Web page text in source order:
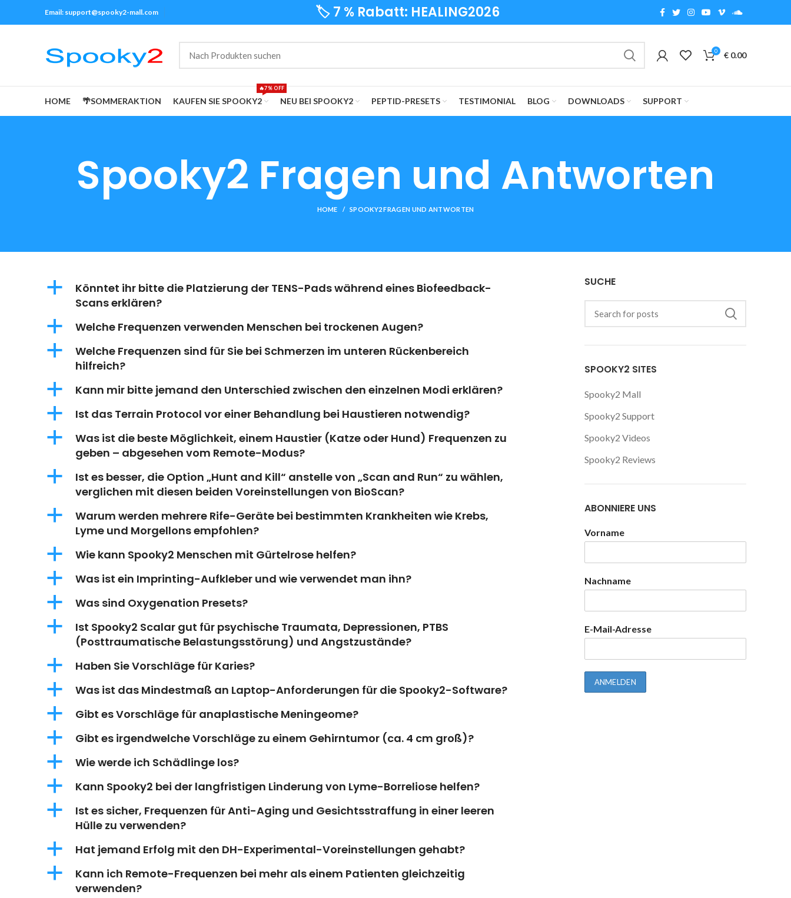
Email: support@spooky2-mall.com 🏷️ 7 % Rabatt: HEALING2026
0 € 0.00
HOME 🌴SOMMERAKTION KAUFEN SIE SPOOKY2
🔥7% OFF
NEU BEI SPOOKY2 PEPTID-PRESETS TESTIMONIAL BLOG DOWNLOADS SUPPORT
Spooky2 Fragen und Antworten
HOME SPOOKY2 FRAGEN UND ANTWORTEN
a
Könntet ihr bitte die Platzierung der TENS-Pads während eines Biofeedback-
Scans erklären?
a Welche Frequenzen verwenden Menschen bei trockenen Augen?
a
Welche Frequenzen sind für Sie bei Schmerzen im unteren Rückenbereich
hilfreich?
a Kann mir bitte jemand den Unterschied zwischen den einzelnen Modi erklären?
a Ist das Terrain Protocol vor einer Behandlung bei Haustieren notwendig?
a
Was ist die beste Möglichkeit, einem Haustier (Katze oder Hund) Frequenzen zu
geben – abgesehen vom Remote-Modus?
a
Ist es besser, die Option „Hunt and Kill“ anstelle von „Scan and Run“ zu wählen,
verglichen mit diesen beiden Voreinstellungen von BioScan?
a
Warum werden mehrere Rife-Geräte bei bestimmten Krankheiten wie Krebs,
Lyme und Morgellons empfohlen?
a Wie kann Spooky2 Menschen mit Gürtelrose helfen?
a Was ist ein Imprinting-Aufkleber und wie verwendet man ihn?
a Was sind Oxygenation Presets?
a
Ist Spooky2 Scalar gut für psychische Traumata, Depressionen, PTBS
(Posttraumatische Belastungsstörung) und Angstzustände?
a Haben Sie Vorschläge für Karies?
a Was ist das Mindestmaß an Laptop-Anforderungen für die Spooky2-Software?
a Gibt es Vorschläge für anaplastische Meningeome?
a Gibt es irgendwelche Vorschläge zu einem Gehirntumor (ca. 4 cm groß)?
a Wie werde ich Schädlinge los?
a Kann Spooky2 bei der langfristigen Linderung von Lyme-Borreliose helfen?
a
Ist es sicher, Frequenzen für Anti-Aging und Gesichtsstraffung in einer leeren
Hülle zu verwenden?
a Hat jemand Erfolg mit den DH-Experimental-Voreinstellungen gehabt?
a
Kann ich Remote-Frequenzen bei mehr als einem Patienten gleichzeitig
verwenden?
SUCHE
SPOOKY2 SITES
Spooky2 Mall
Spooky2 Support
Spooky2 Videos
Spooky2 Reviews
ABONNIERE UNS
Vorname
Nachname
E-Mail-Adresse